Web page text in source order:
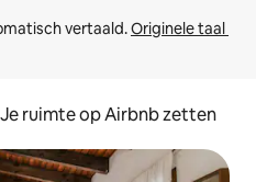
vertaald. Originele taal
Je ruimte op Airbnb zetten